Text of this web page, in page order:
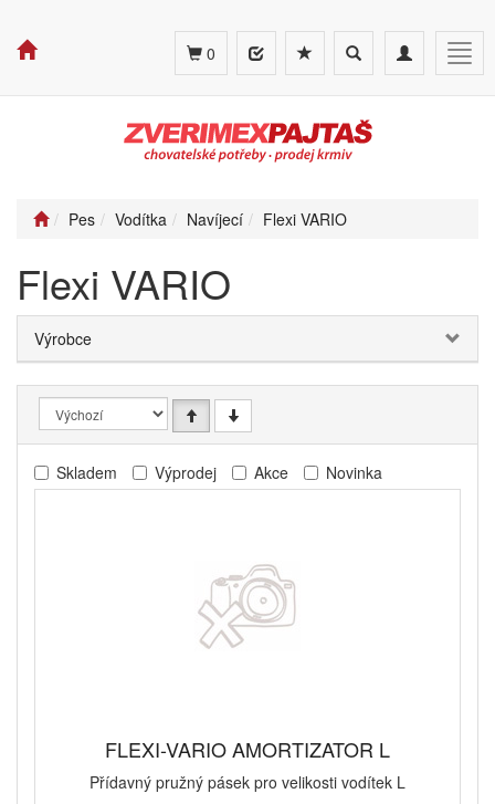
Toggle
navigation
Toggle
search
0
Pes Vodítka Navíjecí Flexi VARIO
Flexi VARIO
Výrobce
Skladem Výprodej Akce Novinka
FLEXI-VARIO AMORTIZATOR L
Přídavný pružný pásek pro velikosti vodítek L